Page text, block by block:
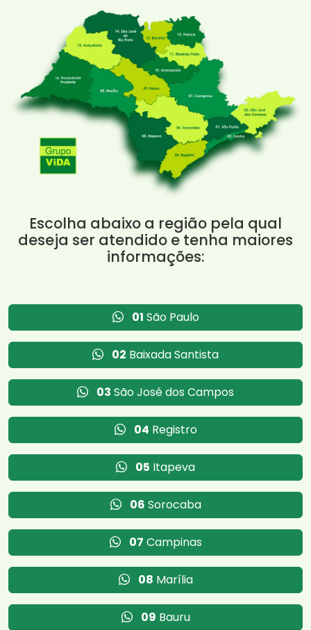
Escolha abaixo a região pela qual
deseja ser atendido e tenha maiores
informações:
01 São Paulo
02 Baixada Santista
03 São José dos Campos
04 Registro
05 Itapeva
06 Sorocaba
07 Campinas
08 Marília
09 Bauru